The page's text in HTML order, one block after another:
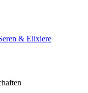
& Elixiere